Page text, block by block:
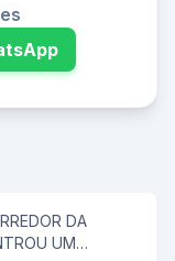
DA
UM